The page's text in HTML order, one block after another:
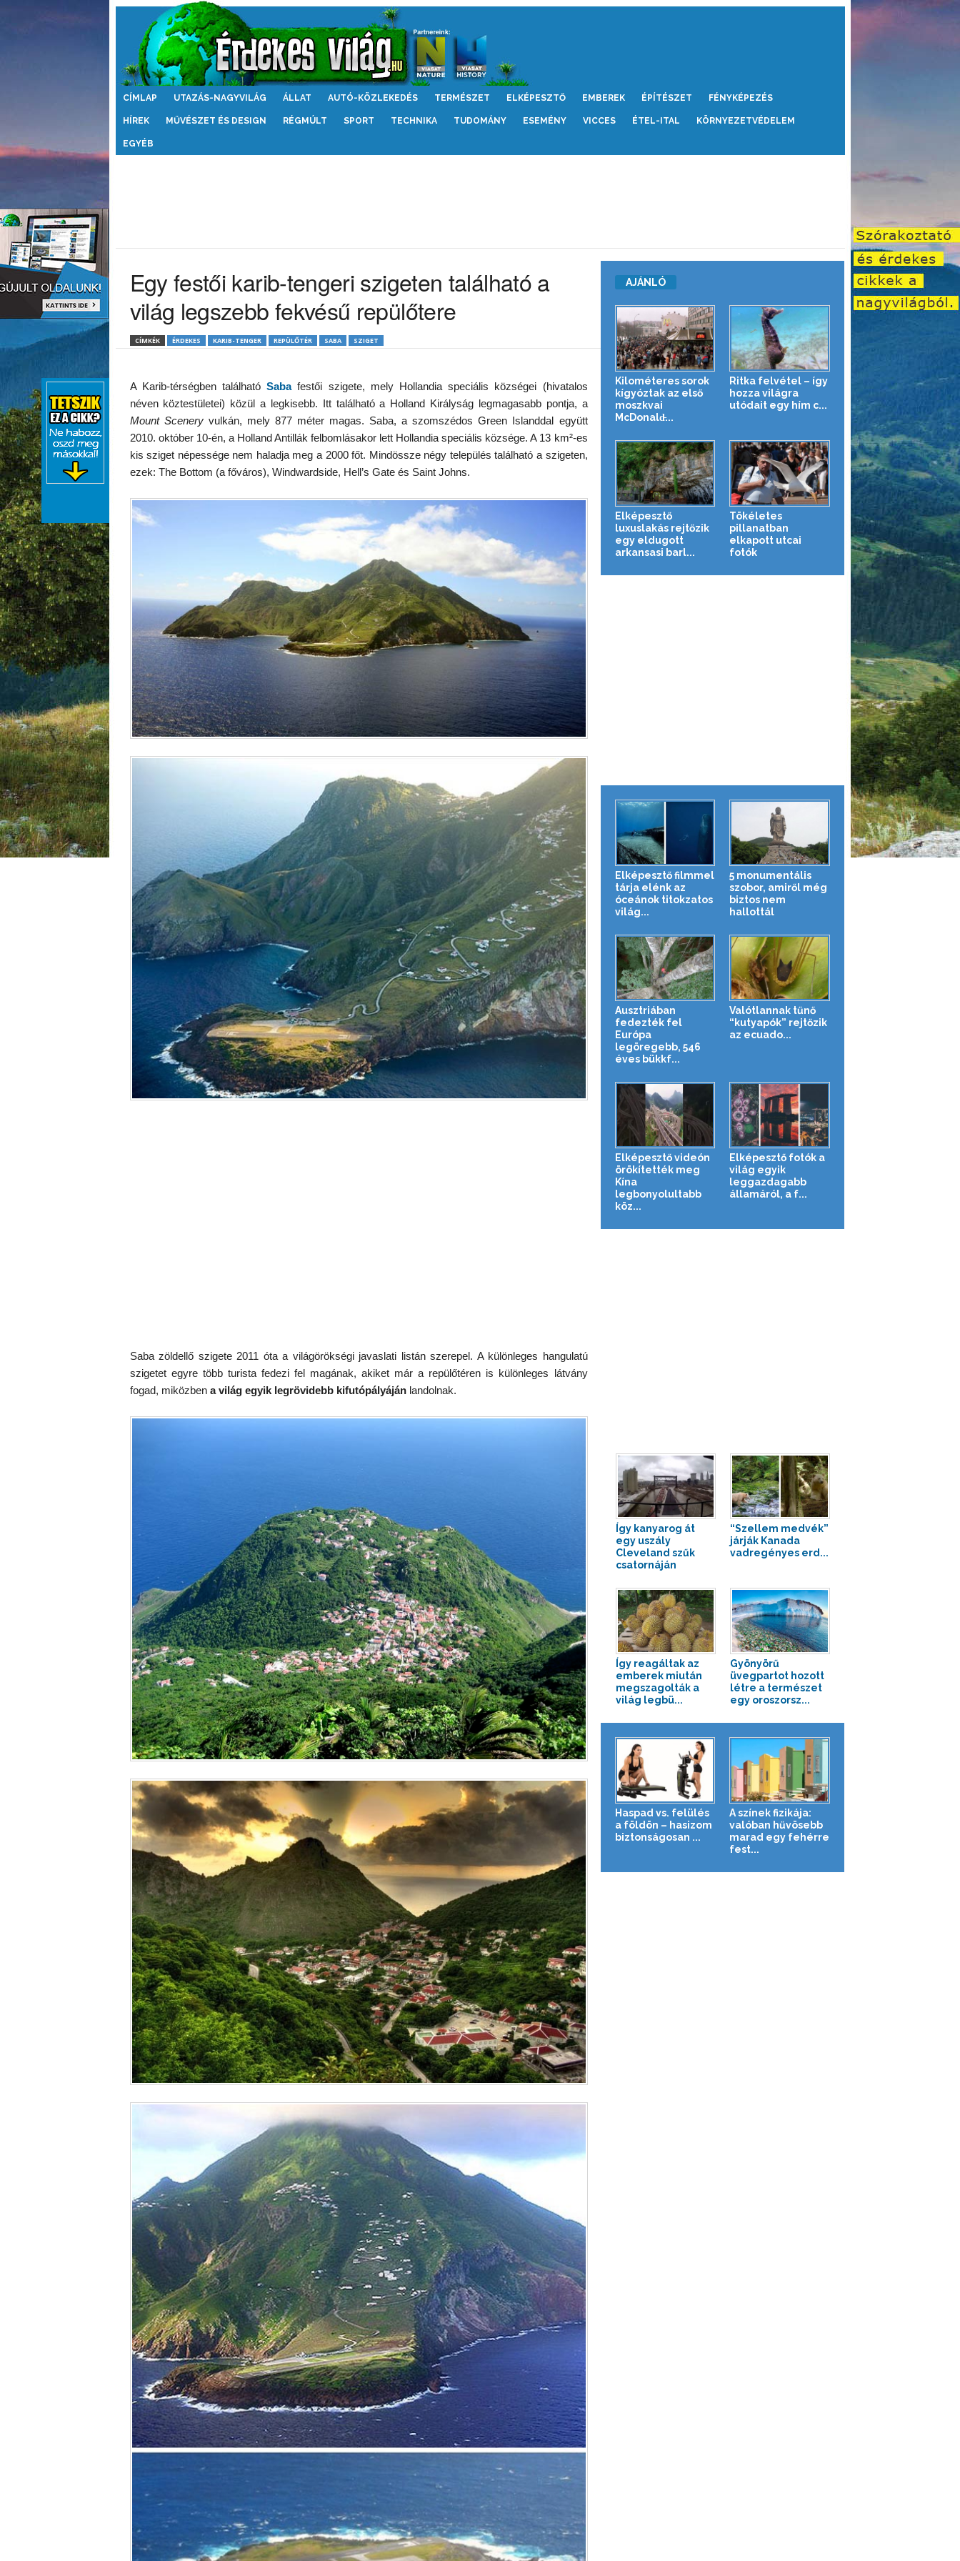
Érdekes
CÍMLAP UTAZÁS-NAGYVILÁG ÁLLAT AUTÓ-KÖZLEKEDÉS TERMÉSZET ELKÉPESZTŐ EMBEREK ÉPÍTÉSZET FÉNYKÉPEZÉS
HÍREK MŰVÉSZET ÉS DESIGN RÉGMÚLT SPORT TECHNIKA TUDOMÁNY ESEMÉNY VICCES ÉTEL-ITAL KÖRNYEZETVÉDELEM
EGYÉB
Egy festői karib-tengeri szigeten található a
világ legszebb fekvésű repülőtere
CÍMKÉK ÉRDEKES KARIB-TENGER REPÜLŐTÉR SABA SZIGET
A Karib-térségben találhatóSabafestői szigete, mely Hollandia speciális községei (hivatalos
néven köztestületei) közül a legkisebb. Itt található a Holland Királyság legmagasabb pontja, a
Mount Sceneryvulkán, mely 877 méter magas. Saba, a szomszédos Green Islanddal együtt
2010. október 10-én, a Holland Antillák felbomlásakor lett Hollandia speciális községe. A 13 km²-es
kis sziget népessége nem haladja meg a 2000 főt. Mindössze négy település található a szigeten,
ezek: The Bottom (a főváros), Windwardside, Hell’s Gate és Saint Johns.
Saba zöldellő szigete 2011 óta a világörökségi javaslati listán szerepel. A különleges hangulatú
szigetet egyre több turista fedezi fel magának, akiket már a repülőtéren is különleges látvány
fogad, miközben a világ egyik legrövidebb kifutópályájánlandolnak.
AJÁNLÓ
Kilométeres sorok
kígyóztak az első
moszkvai
McDonald̵...
Ritka felvétel – így
hozza világra
utódait egy hím c...
Elképesztő
luxuslakás rejtőzik
egy eldugott
arkansasi barl...
Tökéletes
pillanatban
elkapott utcai
fotók
Elképesztő filmmel
tárja elénk az
óceánok titokzatos
világ...
5 monumentális
szobor, amiről még
biztos nem
hallottál
Ausztriában
fedezték fel
Európa
legöregebb, 546
éves bükkf...
Valótlannak tűnő
“kutyapók” rejtőzik
az ecuado...
Elképesztő videón
örökítették meg
Kína
legbonyolultabb
köz...
Elképesztő fotók a
világ egyik
leggazdagabb
államáról, a f...
Így kanyarog át
egy uszály
Cleveland szűk
csatornáján
“Szellem medvék”
járják Kanada
vadregényes erd...
Így reagáltak az
emberek miután
megszagolták a
világ legbü...
Gyönyörű
üvegpartot hozott
létre a természet
egy oroszorsz...
Haspad vs. felülés
a földön – hasizom
biztonságosan ...
A színek fizikája:
valóban hűvösebb
marad egy fehérre
fest...